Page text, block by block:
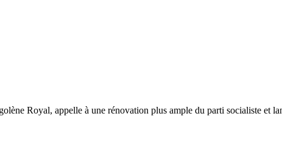
Royal, appelle à une rénovation plus ample du parti socialiste et